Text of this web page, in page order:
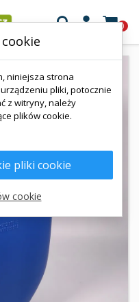
 0
niniejsza strona
pliki, potocznie
z witryny, należy
plików cookie.
pliki cookie
cookie